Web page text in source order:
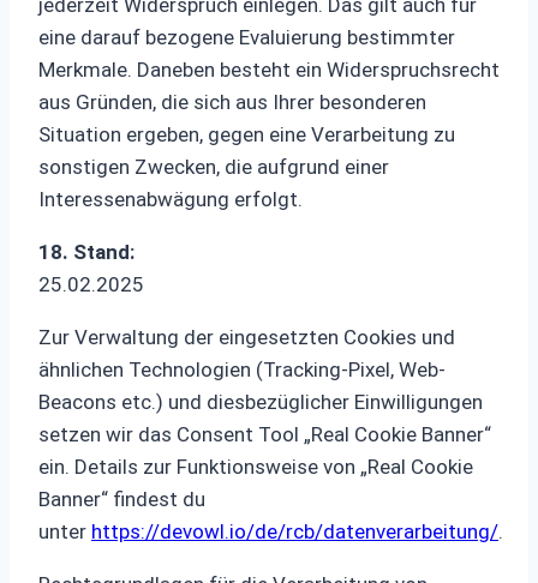
eine darauf bezogene Evaluierung bestimmter
Merkmale. Daneben besteht ein Widerspruchsrecht
aus Gründen, die sich aus Ihrer besonderen
Situation ergeben, gegen eine Verarbeitung zu
sonstigen Zwecken, die aufgrund einer
Interessenabwägung erfolgt.
18. Stand:
25.02.2025
Zur Verwaltung der eingesetzten Cookies und
ähnlichen Technologien (Tracking-Pixel, Web-
Beacons etc.) und diesbezüglicher Einwilligungen
setzen wir das Consent Tool „Real Cookie Banner“
ein. Details zur Funktionsweise von „Real Cookie
Banner“ findest du
unter https://devowl.io/de/rcb/datenverarbeitung/.